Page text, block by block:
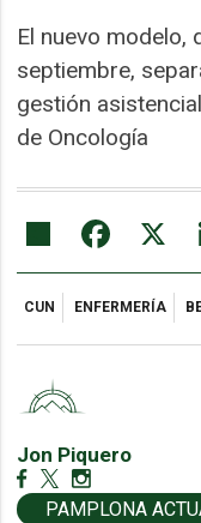
El nuevo modelo,
septiembre,
gestión
de Oncología
Share Facebook
CUN ENFERMERÍA
Jon Piquero
PAMPLONA